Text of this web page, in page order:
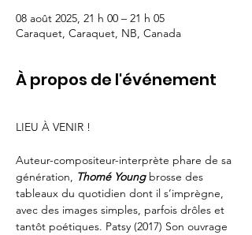
08 août 2025, 21 h 00 – 21 h 05
Caraquet, Caraquet, NB, Canada
À propos de l'événement
LIEU À VENIR !
Auteur-compositeur-interprète phare de sa
génération, Thomé Young brosse des
tableaux du quotidien dont il s’imprègne,
avec des images simples, parfois drôles et
tantôt poétiques. Patsy (2017) Son ouvrage